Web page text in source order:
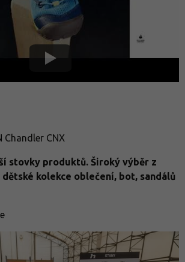
Chandler CNX
stovky produktů. Široký výběr z
dětské kolekce oblečení, bot, sandálů